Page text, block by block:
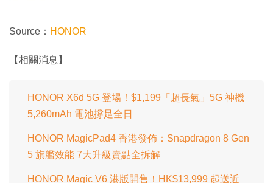
Source： HONOR
【相關消息】
HONOR X6d 5G 登場！$1,199「超長氣」5G 神機
5,260mAh 電池撐足全日
HONOR MagicPad4 香港發佈：Snapdragon 8 Gen
5 旗艦效能 7大升級賣點全拆解
HONOR Magic V6 港版開售！HK$13,999 起送近